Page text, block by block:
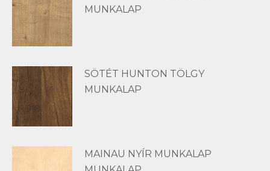
MUNKALAP
SÖTÉT HUNTON TÖLGY
MUNKALAP
MAINAU NYÍR MUNKALAP